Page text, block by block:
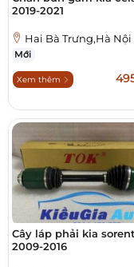
2019-2021
Hai Bà Trưng,Hà Nội
Mới
Xem thêm
Cây láp phải kia
2009-2016